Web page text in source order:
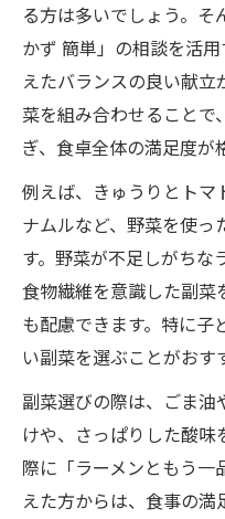
る方は多いでしょう。
かず 簡単」の相談を活
えたバランスの良い献
菜を組み合わせることで
ぎ、食卓全体の満足度が
例えば、きゅうりとト
ナムルなど、野菜を使
す。野菜が不足しがちな
食物繊維を意識した副菜
も配慮できます。特に
い副菜を選ぶことがおす
副菜選びの際は、ごま
けや、さっぱりした酸
際に「ラーメンともう
えた方からは、食事の